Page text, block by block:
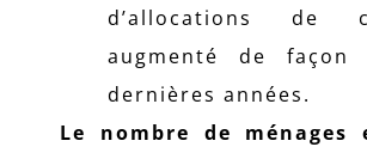
d’allocations de
augmenté de façon
dernières années.
Le nombre de ménages